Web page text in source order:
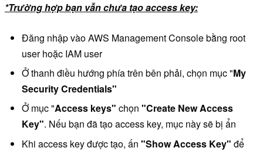
*Trường hợp bạn vẫn chưa tạo access key:
Đăng nhập vào AWS Management Console bằng root
user hoặc IAM user
Ở thanh điều hướng phía trên bên phải, chọn mục "My
Security Credentials"
Ở mục "Access keys" chọn "Create New Access
Key". Nếu bạn đã tạo access key, mục này sẽ bị ẩn
Khi access key được tạo, ấn "Show Access Key" để